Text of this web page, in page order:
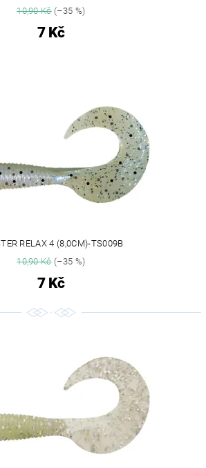
10,90 Kč(–35 %)
7 Kč
RELAX 4 (8,0CM)-TS009B
10,90 Kč(–35 %)
7 Kč